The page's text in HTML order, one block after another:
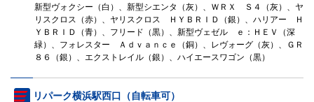
新型ヴォクシー（白）、新型シエンタ（灰）、ＷＲＸ Ｓ４（灰）、ヤ
リスクロス（赤）、ヤリスクロス ＨＹＢＲＩＤ（銀）、ハリアー Ｈ
ＹＢＲＩＤ（青）、フリード（黒）、新型ヴェゼル ｅ：ＨＥＶ（深
緑）、フォレスター Ａｄｖａｎｃｅ（銅）、レヴォーグ（灰）、ＧＲ
８６（銀）、エクストレイル（銀）、ハイエースワゴン（黒）
リパーク横浜駅西口（自転車可）